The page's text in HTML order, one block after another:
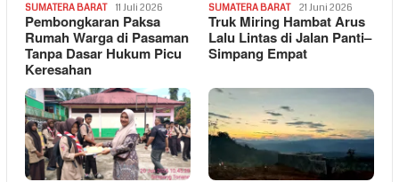
SUMATERA BARAT 11 Juli 2026
Pembongkaran Paksa
Rumah Warga di Pasaman
Tanpa Dasar Hukum Picu
Keresahan
SUMATERA BARAT 21 Juni 2026
Truk Miring Hambat Arus
Lalu Lintas di Jalan Panti–
Simpang Empat